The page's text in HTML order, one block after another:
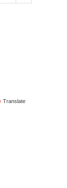
Translate